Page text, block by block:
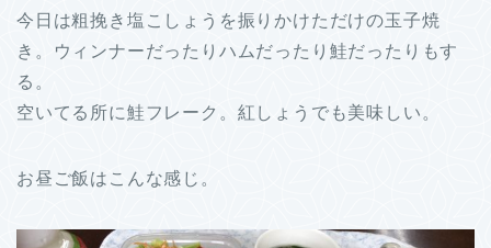
今日は粗挽き塩こしょうを振りかけただけの玉子焼
き。ウィンナーだったりハムだったり鮭だったりもす
る。
空いてる所に鮭フレーク。紅しょうでも美味しい。
お昼ご飯はこんな感じ。